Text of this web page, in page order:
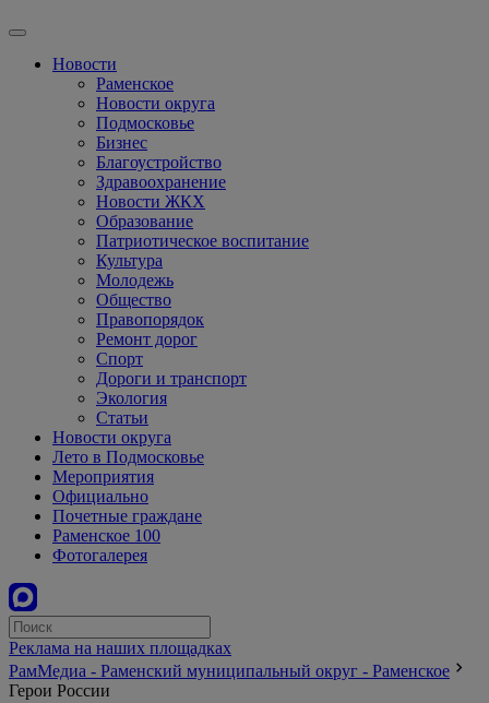
Новости
Раменское
Новости округа
Подмосковье
Бизнес
Благоустройство
Здравоохранение
Новости ЖКХ
Образование
Патриотическое воспитание
Культура
Молодежь
Общество
Правопорядок
Ремонт дорог
Спорт
Дороги и транспорт
Экология
Статьи
Новости округа
Лето в Подмосковье
Мероприятия
Официально
Почетные граждане
Раменское 100
Фотогалерея
Реклама на наших площадках
РамМедиа - Раменский муниципальный округ - Раменское
Герои России